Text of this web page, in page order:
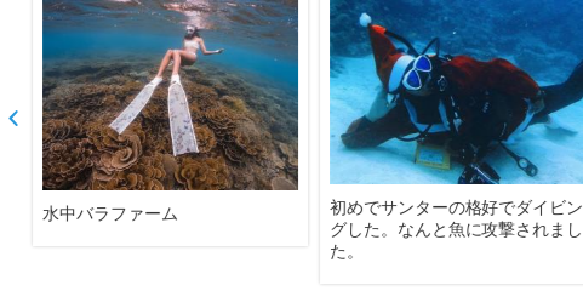
水中バラファーム
初めでサンターの格好でダイビン
グした。なんと魚に攻撃されまし
た。